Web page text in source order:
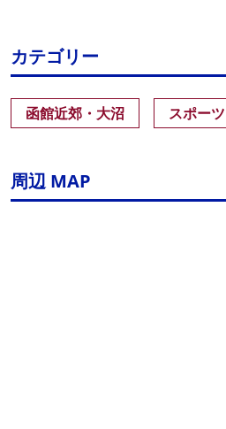
カテゴリー
函館近郊・大沼 スポー
周辺 MAP